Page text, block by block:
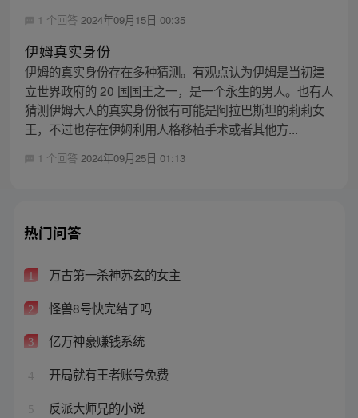
1 个回答 2024年09月15日 00:35
伊姆真实身份
伊姆的真实身份存在多种猜测。有观点认为伊姆是当初建
立世界政府的 20 国国王之一，是一个永生的男人。也有人
猜测伊姆大人的真实身份很有可能是阿拉巴斯坦的莉莉女
王，不过也存在伊姆利用人格移植手术或者其他方...
1 个回答 2024年09月25日 01:13
热门问答
1 万古第一杀神苏玄的女主
2 怪兽8号快完结了吗
3 亿万神豪赚钱系统
4 开局就有王者账号免费
5 反派大师兄的小说